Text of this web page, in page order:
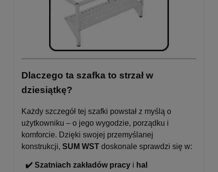
Dlaczego ta szafka to strzał w
dziesiątkę?
Każdy szczegół tej szafki powstał z myślą o
użytkowniku – o jego wygodzie, porządku i
komforcie. Dzięki swojej przemyślanej
konstrukcji, SUM WST doskonale sprawdzi się w:
✔️ Szatniach zakładów pracy i hal